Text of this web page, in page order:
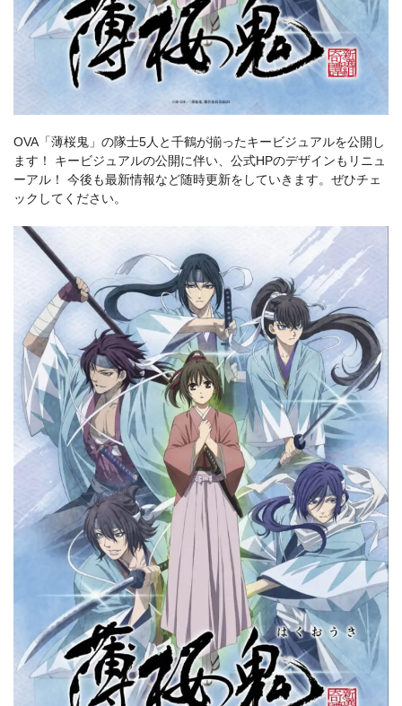
OVA「薄桜鬼」の隊士5人と千鶴が揃ったキービジュアルを公開し
ます！ キービジュアルの公開に伴い、公式HPのデザインもリニュ
ーアル！ 今後も最新情報など随時更新をしていきます。ぜひチェ
ックしてください。